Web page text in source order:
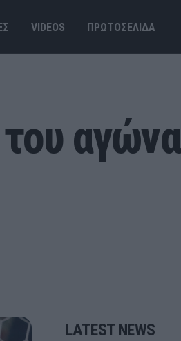
VIDEOS ΠΡΩΤΟΣΕΛΙΔΑ
αγώνα
LATEST NEWS